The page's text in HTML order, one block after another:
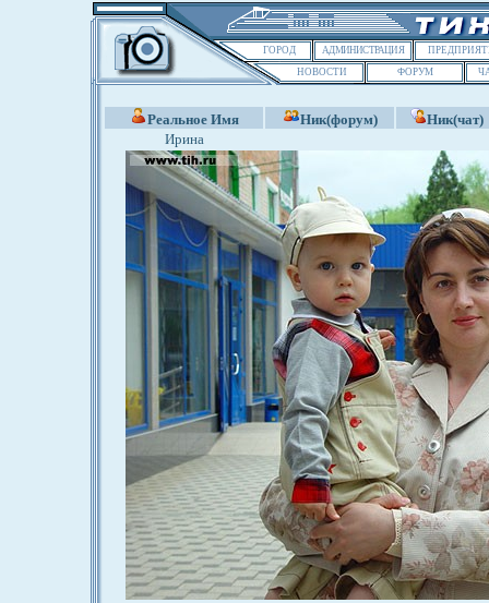
ГОРОД АДМИНИСТРАЦИЯ
НОВОСТИ
ФОРУМ
Реальное Имя Ник(форум)
Ник(чат)
Ирина